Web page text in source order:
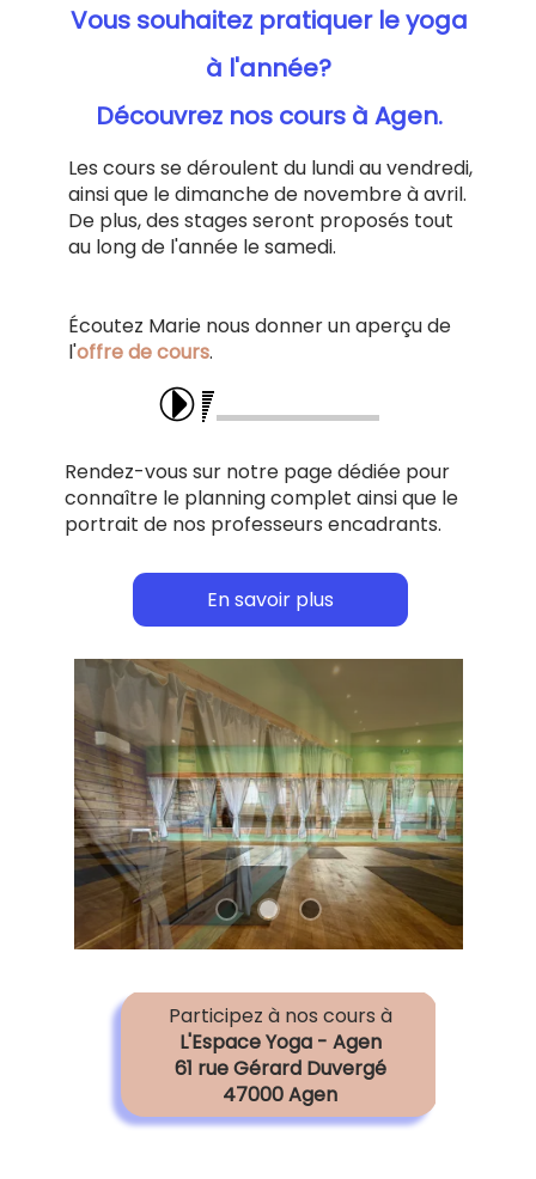
Vous souhaitez pratiquer le yoga
à l'année?
Découvrez nos cours à Agen.
Les cours se déroulent du lundi au vendredi,
ainsi que le dimanche de novembre à avril.
De plus, des stages seront proposés tout
au long de l'année le samedi.
Écoutez Marie nous donner un aperçu de
l'offre de cours.
Rendez-vous sur notre page dédiée pour
connaître le planning complet ainsi que le
portrait de nos professeurs encadrants.
En savoir plus
Participez à nos cours à
L'Espace Yoga - Agen
61 rue Gérard Duvergé
47000 Agen